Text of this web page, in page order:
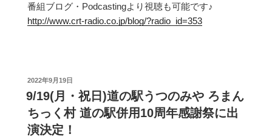
番組ブログ・Podcastingより視聴も可能です♪
http://www.crt-radio.co.jp/blog/?radio_id=353
投
稿
日:
2022年9月19日
9/19(月・祝日)道の駅うつのみや ろまん
ちっく村 道の駅併用10周年感謝祭に出
演決定！